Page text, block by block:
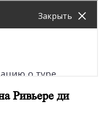
Ривьере ди